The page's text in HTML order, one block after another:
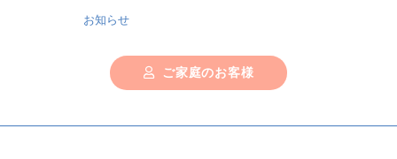
お知らせ
ご家庭のお客様